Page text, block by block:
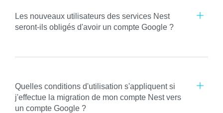
Les nouveaux utilisateurs des services Nest
seront-ils obligés d'avoir un compte Google ?
Quelles conditions d'utilisation s'appliquent si
j'effectue la migration de mon compte Nest vers
un compte Google ?